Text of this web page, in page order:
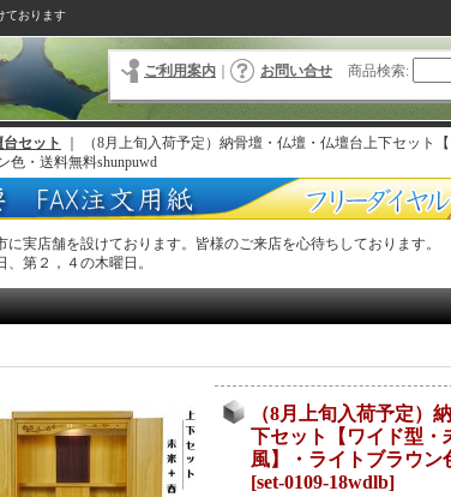
ております
ご利用案内 お問い合せ 商品検索:
セット
（8月上旬入荷予定）納骨壇・仏壇・仏壇台上下セット
色・送料無料shunpuwd
に実店舗を設けております。皆様のご来店を心待ちしております。
第２，４の木曜日。
（8月上旬入荷予定）
下セット【ワイド型・
風】・ライトブラウン
[set-0109-18wdlb]